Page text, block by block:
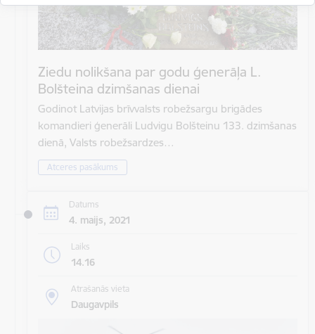
Ziedu nolikšana par godu ģenerāļa L.
Bolšteina dzimšanas dienai
Godinot Latvijas brīvvalsts robežsargu brigādes
komandieri ģenerāli Ludvigu Bolšteinu 133. dzimšanas
dienā, Valsts robežsardzes…
Atceres pasākums
Datums
4. maijs, 2021
Laiks
14.16
Atrašanās vieta
Daugavpils